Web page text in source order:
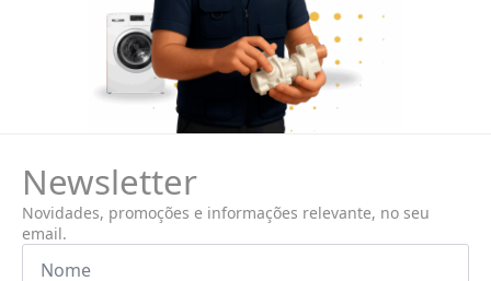
Newsletter
Novidades, promoções e informações relevante, no seu
email.
Nome